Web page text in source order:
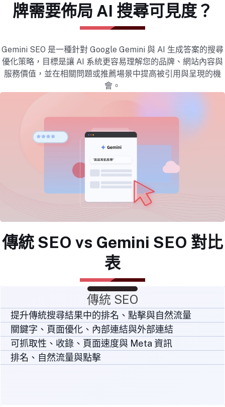
牌需要佈局 AI 搜尋可見度？
Gemini SEO 是一種針對 Google Gemini 與 AI 生成答案的搜尋
優化策略，目標是讓 AI 系統更容易理解您的品牌、網站內容與
服務價值，並在相關問題或推薦場景中提高被引用與呈現的機
會。
傳統 SEO vs Gemini SEO 對比
表
傳統 SEO
提升傳統搜尋結果中的排名、點擊與自然流量
關鍵字、頁面優化、內部連結與外部連結
可抓取性、收錄、頁面速度與 Meta 資訊
排名、自然流量與點擊